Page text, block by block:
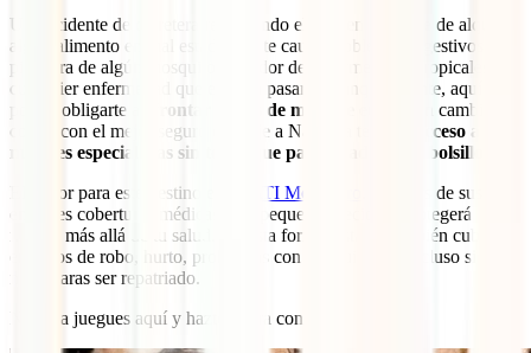
Un accidente de carretera recorriendo el país en tu coche de alquiler,
algún alimento en mal estado que te causa problemas digestivos, la
picadura de algún mosquito portador de enfermedades tropicales o
cualquier enfermedad que en casa pasarías tranquilamente, aquí
podría obligarte a a
frontar pagos de miles de euros
. En cambio, al
contar con el mejor seguro de viaje a Namibia tendrás
acceso a los
mejores especialistas sin tener que pagar nada de tu bolsillo
El mejor para este destino es el
IATI Mochilero
. Además de sus
enormes coberturas médicas y su pequeño precio, te protegerá
mucho más allá de tu salud. De esta forma, estarás también cubierto
en casos de robo, hurto, problemas con tu equipaje o incluso si
necesitaras ser repatriado.
No te la juegues aquí y hazte ahora con él: